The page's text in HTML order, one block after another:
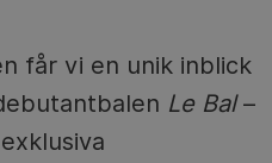
får vi en unik inblick
Le Bal–